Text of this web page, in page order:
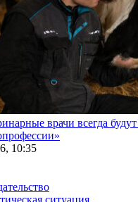
врачи всегда
10:35
ситуация